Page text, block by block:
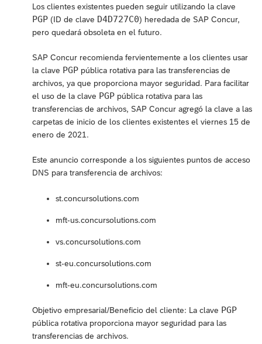
Los clientes existentes pueden seguir utilizando la clave
PGP (ID de clave D4D727C0) heredada de SAP Concur,
pero quedará obsoleta en el futuro.
SAP Concur recomienda fervientemente a los clientes usar
la clave PGP pública rotativa para las transferencias de
archivos, ya que proporciona mayor seguridad. Para facilitar
el uso de la clave PGP pública rotativa para las
transferencias de archivos, SAP Concur agregó la clave a las
carpetas de inicio de los clientes existentes el viernes 15 de
enero de 2021.
Este anuncio corresponde a los siguientes puntos de acceso
DNS para transferencia de archivos:
st.concursolutions.com
mft-us.concursolutions.com
vs.concursolutions.com
st-eu.concursolutions.com
mft-eu.concursolutions.com
Objetivo empresarial/Beneficio del cliente: La clave PGP
pública rotativa proporciona mayor seguridad para las
transferencias de archivos.